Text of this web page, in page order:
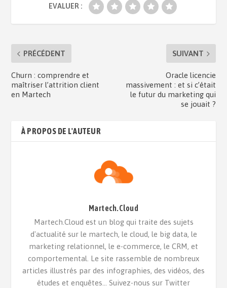
EVALUER :
PRÉCÉDENT
Churn : comprendre et
maîtriser l’attrition client
en Martech
SUIVANT
Oracle licencie
massivement : et si c’était
le futur du marketing qui
se jouait ?
À PROPOS DE L'AUTEUR
Martech.Cloud
Martech.Cloud est un blog qui traite des sujets
d'actualité sur le martech, le cloud, le big data, le
marketing relationnel, le e-commerce, le CRM, et
comportemental. Le site rassemble de nombreux
articles illustrés par des infographies, des vidéos, des
études et enquêtes... Suivez-nous sur Twitter